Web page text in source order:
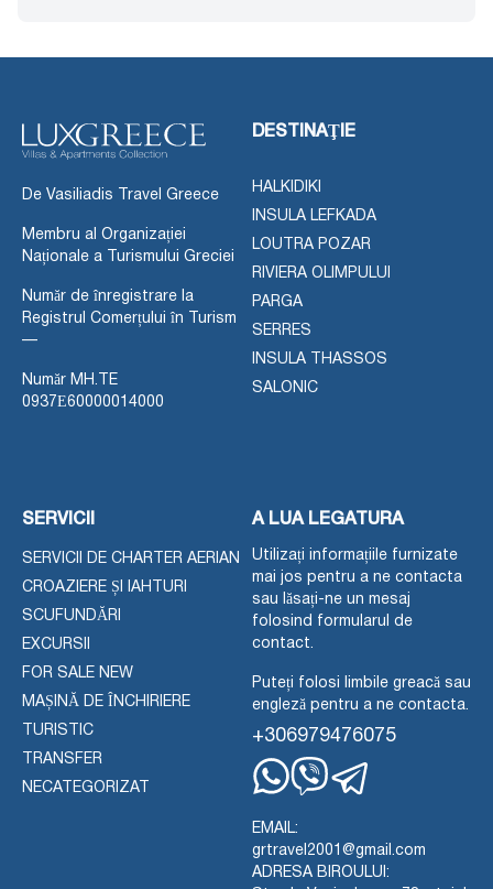
De Vasiliadis Travel Greece
Membru al Organizației
Naționale a Turismului Greciei
Număr de înregistrare la
Registrul Comerțului în Turism
—
Număr MH.TE
0937Ε60000014000
DESTINAŢIE
HALKIDIKI
INSULA LEFKADA
LOUTRA POZAR
RIVIERA OLIMPULUI
PARGA
SERRES
INSULA THASSOS
SALONIC
SERVICII
SERVICII DE CHARTER AERIAN
CROAZIERE ȘI IAHTURI
SCUFUNDĂRI
EXCURSII
FOR SALE NEW
MAȘINĂ DE ÎNCHIRIERE
TURISTIC
TRANSFER
NECATEGORIZAT
A LUA LEGATURA
Utilizați informațiile furnizate
mai jos pentru a ne contacta
sau lăsați-ne un mesaj
folosind formularul de
contact.
Puteți folosi limbile greacă sau
engleză pentru a ne contacta.
+306979476075
EMAIL:
grtravel2001@gmail.com
ADRESA BIROULUI: